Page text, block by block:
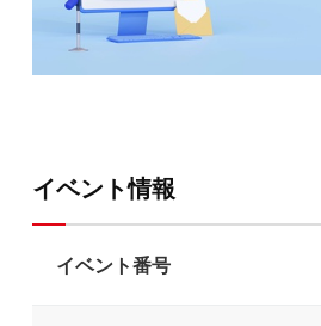
イベント情報
イベント番号